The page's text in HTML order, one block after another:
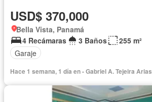
USD$ 370,000
Bella Vista, Panamá
4 Recámaras
3 Baños
255 m²
Garaje
Hace 1 semana, 1 día en - Gabriel A. Tejeira Arias